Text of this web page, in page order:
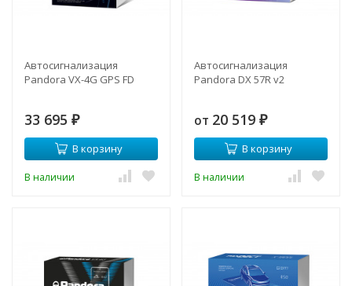
Автосигнализация
Pandora VX-4G GPS FD
33 695 ₽
В корзину
В наличии
Автосигнализация
Pandora DX 57R v2
от 20 519 ₽
В корзину
В наличии